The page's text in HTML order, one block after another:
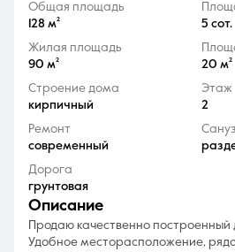
8 (861) 297-
Ежедневно с 08:30
Общая площадь
128 м²
5 сот.
Жилая площадь
90 м²
20 м²
Строение дома
кирпичный
Этаж
2
Ремонт
современный
Дорога
грунтовая
описание
Продаю качественно
Удобное месторасположение,